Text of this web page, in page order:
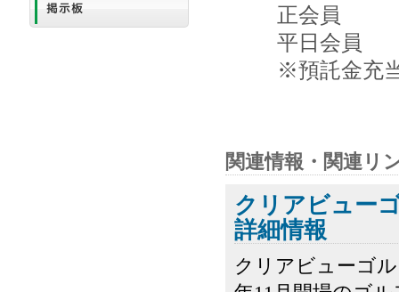
正会員
平日会員
※預託金充
関連情報・関連リ
クリアビュー
詳細情報
クリアビューゴ